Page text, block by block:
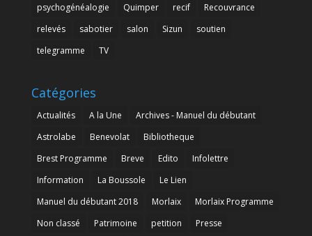
psychogénéalogie
Quimper recif
Recouvrance
relevés
sabotier salon Sizun
soutien
telegramme
TV
Catégories
Actualités A la Une
Archives - Manuel du débutant
Astrolabe
Benevolat
Bibliotheque
Brest Programme
Breve Edito
Infolettre
Information
La Boussole
Le Lien
Manuel du débutant 2018
Morlaix
Morlaix Programme
Non classé
Patrimoine petition
Presse